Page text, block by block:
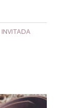
INVITADA